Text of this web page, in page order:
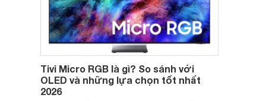
Tivi Micro RGB là gì? So sánh với
OLED và những lựa chọn tốt nhất
2026